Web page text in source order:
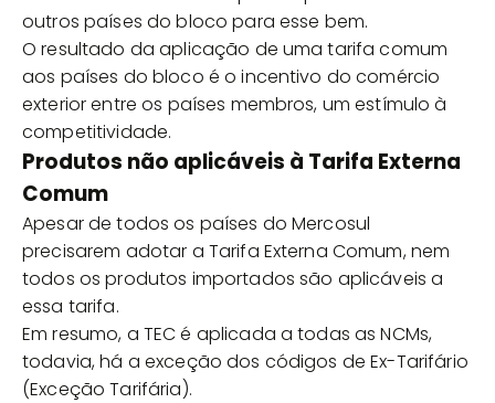
outros países do bloco para esse bem.
O resultado da aplicação de uma tarifa comum
aos países do bloco é o incentivo do comércio
exterior entre os países membros, um estímulo à
competitividade.
Produtos não aplicáveis à Tarifa Externa
Comum
Apesar de todos os países do Mercosul
precisarem adotar a Tarifa Externa Comum, nem
todos os produtos importados são aplicáveis a
essa tarifa.
Em resumo, a TEC é aplicada a todas as NCMs,
todavia, há a exceção dos códigos de Ex-Tarifário
(Exceção Tarifária).